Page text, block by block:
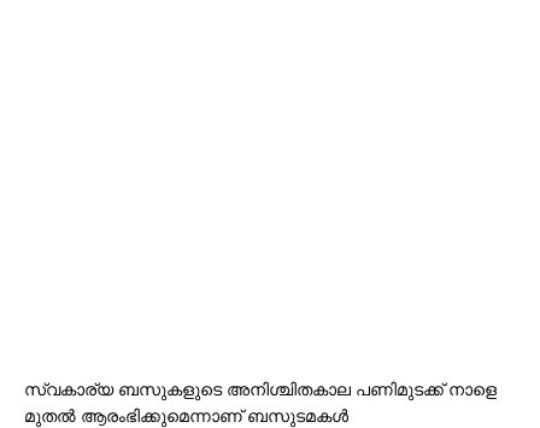
സ്വകാര്യ ബസുകളുടെ അനിശ്ചിതകാല പണിമുടക്ക് നാളെ
മുതല്‍ ആരംഭിക്കുമെന്നാണ് ബസുടമകള്‍